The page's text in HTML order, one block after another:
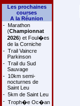
Les prochaines
courses
A la Réunion
- Marathon
(Championnat
2026) et Foul�es
de la Corniche
- Trail Vaincre
Parkinson
- Trail du Sud
Sauvage
- 10km semi-
nocturnes de
Saint Leu
- 5km de Saint Leu
- Troph�e Oc�an